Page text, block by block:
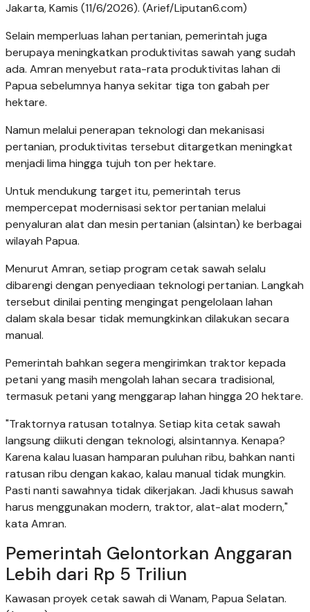
Jakarta, Kamis (11/6/2026). (Arief/Liputan6.com)
Selain memperluas lahan pertanian, pemerintah juga
berupaya meningkatkan produktivitas sawah yang sudah
ada. Amran menyebut rata-rata produktivitas lahan di
Papua sebelumnya hanya sekitar tiga ton gabah per
hektare.
Namun melalui penerapan teknologi dan mekanisasi
pertanian, produktivitas tersebut ditargetkan meningkat
menjadi lima hingga tujuh ton per hektare.
Untuk mendukung target itu, pemerintah terus
mempercepat modernisasi sektor pertanian melalui
penyaluran alat dan mesin pertanian (alsintan) ke berbagai
wilayah Papua.
Menurut Amran, setiap program cetak sawah selalu
dibarengi dengan penyediaan teknologi pertanian. Langkah
tersebut dinilai penting mengingat pengelolaan lahan
dalam skala besar tidak memungkinkan dilakukan secara
manual.
Pemerintah bahkan segera mengirimkan traktor kepada
petani yang masih mengolah lahan secara tradisional,
termasuk petani yang menggarap lahan hingga 20 hektare.
"Traktornya ratusan totalnya. Setiap kita cetak sawah
langsung diikuti dengan teknologi, alsintannya. Kenapa?
Karena kalau luasan hamparan puluhan ribu, bahkan nanti
ratusan ribu dengan kakao, kalau manual tidak mungkin.
Pasti nanti sawahnya tidak dikerjakan. Jadi khusus sawah
harus menggunakan modern, traktor, alat-alat modern,"
kata Amran.
Pemerintah Gelontorkan Anggaran
Lebih dari Rp 5 Triliun
Kawasan proyek cetak sawah di Wanam, Papua Selatan.